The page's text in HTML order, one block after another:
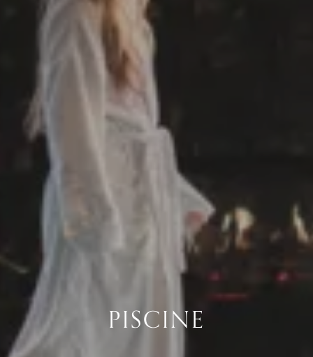
PISCINE